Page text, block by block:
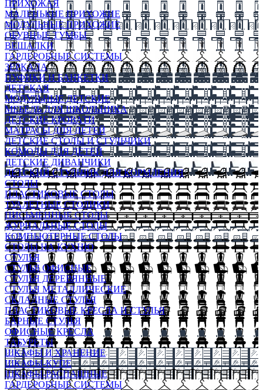
ПРИХОЖАЯ
МАЛЕНЬКИЕ ПРИХОЖИЕ
МОДУЛЬНЫЕ ПРИХОЖИЕ
ОБУВНЫЕ ТУМБЫ
ВЕШАЛКИ
ГАРДЕРОБНЫЕ СИСТЕМЫ
ЗЕРКАЛА
ПУФИКИ И БАНКЕТКИ
ДЕТСКАЯ
МОДУЛЬНЫЕ ДЕТСКИЕ
МЕБЕЛЬ ДЛЯ ШКОЛЬНИКА
ДЕТСКИЕ КРОВАТИ
МАТРАСЫ ДЛЯ ДЕТЕЙ
ДЕТСКИЕ СТОЛЫ И СТУЛЬЧИКИ
КОМОДЫ ДЛЯ ДЕТЕЙ
ДЕТСКИЕ ДИВАНЧИКИ
ДЕТСКИЙ СТУЛЬЧИК ДЛЯ КОРМЛЕНИЯ
СТОЛЫ
ПЛАСТИКОВЫЕ СТОЛЫ
ТУАЛЕТНЫЕ СТОЛИКИ
ПИСЬМЕННЫЕ СТОЛЫ
ЖУРНАЛЬНЫЕ СТОЛЫ
КОМПЬЮТЕРНЫЕ СТОЛЫ
СТОЛЫ НА КУХНЮ
СТУЛЬЯ
СТУЛЬЯ ОФИСНЫЕ
СТУЛЬЯ ДЕРЕВЯННЫЕ
СТУЛЬЯ МЕТАЛЛИЧЕСКИЕ
СКЛАДНЫЕ СТУЛЬЯ
ПЛАСТИКОВЫЕ КРЕСЛА И СТУЛЬЯ
БАРНЫЕ СТУЛЬЯ
ОФИСНЫЕ КРЕСЛА
ТАБУРЕТЫ
ШКАФЫ И ХРАНЕНИЕ
ШКАФЫ-КУПЕ
ШКАФЫ-РАСПАШНЫЕ
ГАРДЕРОБНЫЕ СИСТЕМЫ